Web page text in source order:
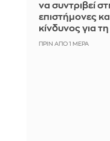
να συντριβεί
επιστήμονες
κίνδυνος για
ΠΡΙΝ ΑΠΌ 1 ΜΈΡΑ